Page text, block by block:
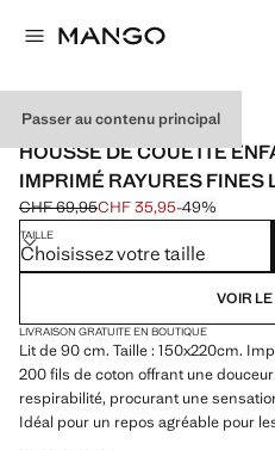
Passer au contenu principal
PERCALE DE COTON
HOUSSE DE COUETTE
IMPRIMÉ RAYURES FINES
Prix initial barré [CHF 69,95 ]
CHF 69,95
Prix actuel [CHF 35,95 ]
CHF 35,95-49%
Choisissez une couleur
TAILLE
Choisissez votre taille
VOIR
LIVRAISON GRATUITE EN BOUTIQUE
Lit de 90 cm. Taille : 150x220cm.
200 fils de coton offrant une
respirabilité, procurant une
Idéal pour un repos agréable pour